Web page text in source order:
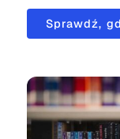
Sprawdź,